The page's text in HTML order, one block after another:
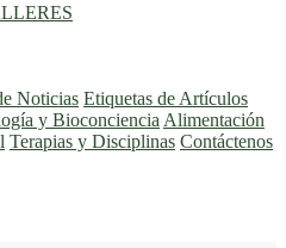
Noticias Etiquetas de Artículos
y Bioconciencia Alimentación
Terapias y Disciplinas Contáctenos